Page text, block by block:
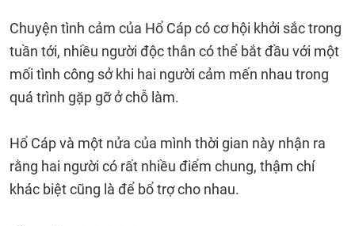
Chuyện tình cảm của Hổ Cáp có cơ hội khởi sắc trong
tuần tới, nhiều người độc thân có thể bắt đầu với một
mối tình công sở khi hai người cảm mến nhau trong
quá trình gặp gỡ ở chỗ làm.
Hổ Cáp và một nửa của mình thời gian này nhận ra
rằng hai người có rất nhiều điểm chung, thậm chí
khác biệt cũng là để bổ trợ cho nhau.